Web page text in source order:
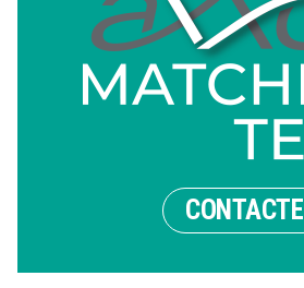
CONTACTE